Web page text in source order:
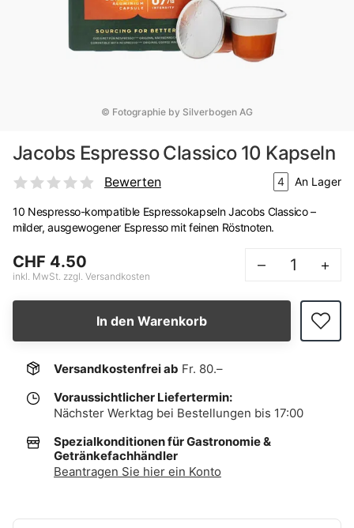
© Fotographie by Silverbogen AG
Jacobs Espresso Classico 10 Kapseln
Bewerten 4 An Lager
10 Nespresso-kompatible Espressokapseln Jacobs Classico –
milder, ausgewogener Espresso mit feinen Röstnoten.
CHF 4.50
inkl. MwSt. zzgl. Versandkosten
– +
In den Warenkorb
Versandkostenfrei ab Fr. 80.–
Voraussichtlicher Liefertermin:
Nächster Werktag bei Bestellungen bis 17:00
Spezialkonditionen für Gastronomie &
Getränkefachhändler
Beantragen Sie hier ein Konto